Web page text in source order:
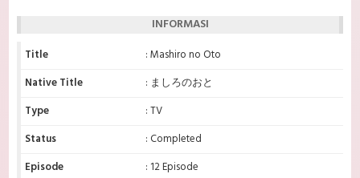
INFORMASI
Title
: Mashiro no Oto
Native Title
: ましろのおと
Type
: TV
Status
: Completed
Episode
: 12 Episode